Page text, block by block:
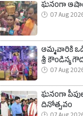
ఘనంగా
07 Aug
అమ్మవారికి
శ్రీ కౌండిన్య
07 Aug
ఘనంగా
దినోత్సవం